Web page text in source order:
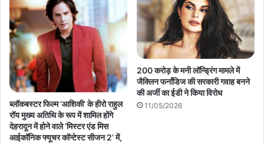
ब्लॉकबस्टर फिल्‍म ‘आशिकी’ के हीरो राहुल
रॉय मुख्य अतिथि के रूप में शामिल होंगे
देहरादून में होने वाले ‘मिस्टर एंड मिस
आईकॉनिक फ्यूचर कॉन्टेस्ट सीजन 2’ में,
200 करोड़ के मनी लॉन्ड्रिंग मामले में
जैक्लिन फर्नांडिज की सरकारी गवाह बनने
की अर्जी का ईडी ने किया विरोध
11/05/2026